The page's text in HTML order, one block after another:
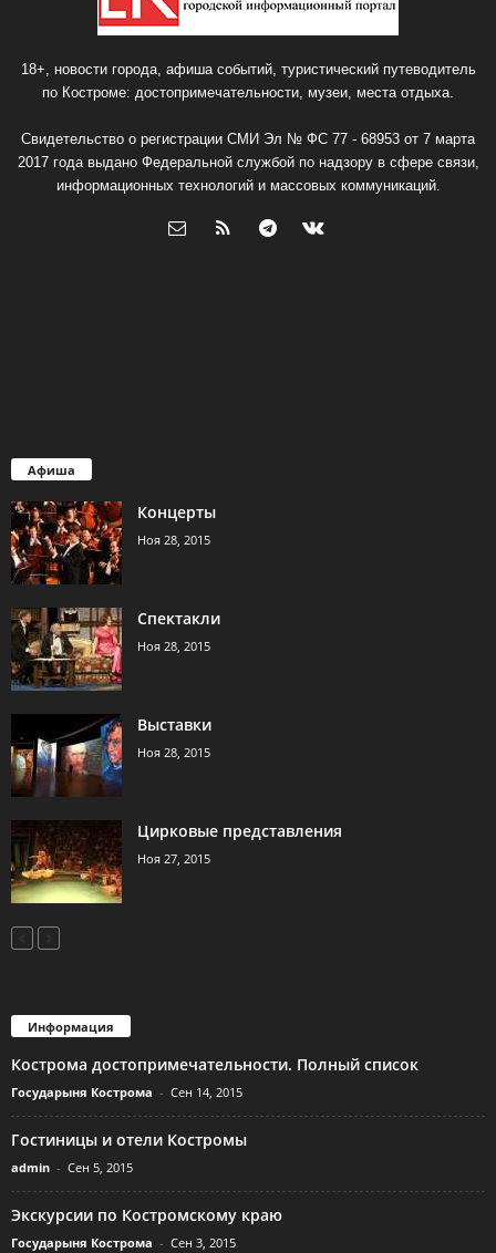
18+, новости города, афиша событий, туристический путеводитель
по Костроме: достопримечательности, музеи, места отдыха.
Свидетельство о регистрации СМИ Эл № ФС 77 - 68953 от 7 марта
2017 года выдано Федеральной службой по надзору в сфере связи,
информационных технологий и массовых коммуникаций.
Афиша
Концерты
Ноя 28, 2015
Спектакли
Ноя 28, 2015
Выставки
Ноя 28, 2015
Цирковые представления
Ноя 27, 2015
Информация
Кострома достопримечательности. Полный список
Государыня Кострома - Сен 14, 2015
Гостиницы и отели Костромы
admin - Сен 5, 2015
Экскурсии по Костромскому краю
Государыня Кострома - Сен 3, 2015